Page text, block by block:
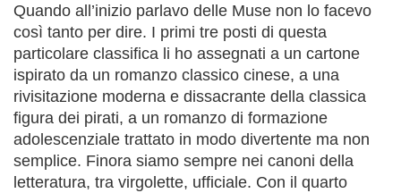
Quando all’inizio parlavo delle Muse non lo facevo
così tanto per dire. I primi tre posti di questa
particolare classifica li ho assegnati a un cartone
ispirato da un romanzo classico cinese, a una
rivisitazione moderna e dissacrante della classica
figura dei pirati, a un romanzo di formazione
adolescenziale trattato in modo divertente ma non
semplice. Finora siamo sempre nei canoni della
letteratura, tra virgolette, ufficiale. Con il quarto